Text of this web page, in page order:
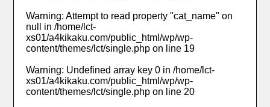
Warning: Attempt to read property "cat_name" on
null in/home/lct-
xs01/a4kikaku.com/public_html/wp/wp-
content/themes/lct/single.php on line 19
Warning: Undefined array key 0 in/home/lct-
xs01/a4kikaku.com/public_html/wp/wp-
content/themes/lct/single.php on line 20